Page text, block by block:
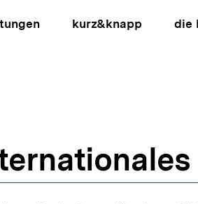
kurz&knapp die